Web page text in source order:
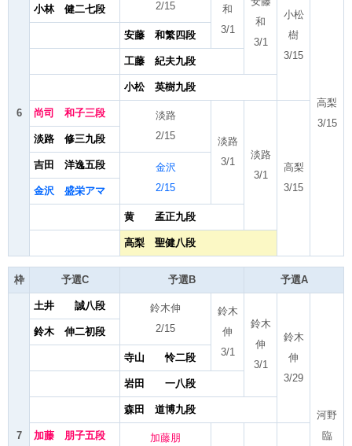
6
2/15
和
3/1
和
3/1
小松
樹
3/15
高梨
3/15
小林 健二七段
安藤 和繁四段
工藤 紀夫九段
小松 英樹九段
尚司 和子三段
淡路
2/15
淡路
3/1
淡路
3/1
高梨
3/15
淡路 修三九段
吉田 洋逸五段
金沢
2/15
金沢 盛栄アマ
黄 孟正九段
高梨 聖健八段
枠 予選C 予選B 予選A
7
土井 誠八段
鈴木伸
2/15
鈴木
伸
3/1
鈴木
伸
3/1
鈴木
伸
3/29
河野
臨
鈴木 伸二初段
寺山 怜二段
岩田 一八段
森田 道博九段
加藤 朋子五段
加藤朋